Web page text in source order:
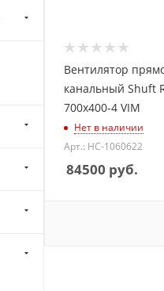
Вентилятор
канальный Shuft
700х400-4 VIM
Нет в наличии
Арт.: НС-1060622
84500 руб.